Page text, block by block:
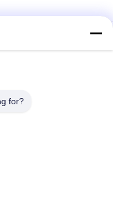
5 della valvola 3 del
direzionale
ha fatto funzionare
for?